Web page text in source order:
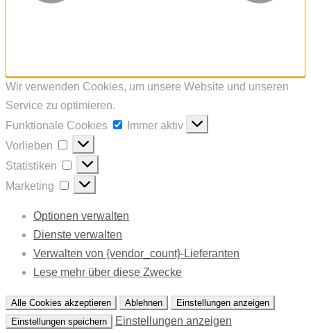
Wir verwenden Cookies, um unsere Website und unseren
Service zu optimieren.
Funktionale Cookies
Funktionale
Immer aktiv
Vorlieben
Vorlieben
Statistiken
Statistiken
Marketing
Marketing
Optionen verwalten
Dienste verwalten
Verwalten von {vendor_count}-Lieferanten
Lese mehr über diese Zwecke
Alle Cookies akzeptieren Ablehnen
Einstellungen anzeigen
Einstellungen speichern
Einstellungen anzeigen